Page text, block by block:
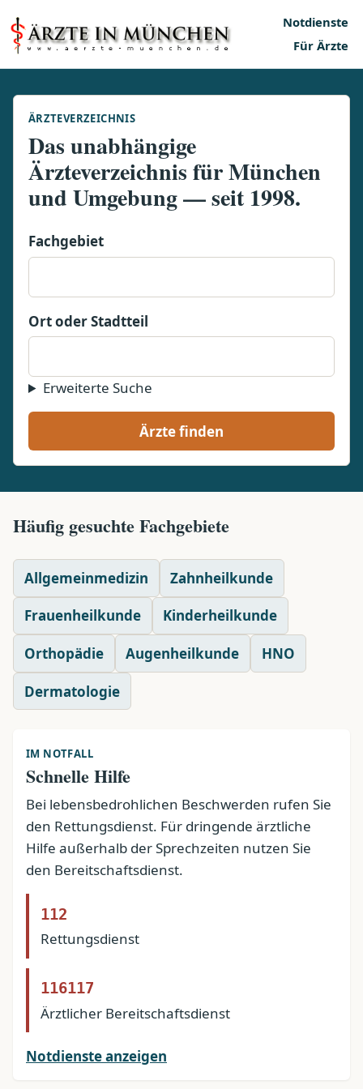
Notdienste
Für Ärzte
ÄRZTEVERZEICHNIS
Das unabhängige
Ärzteverzeichnis für München
und Umgebung — seit 1998.
Fachgebiet
Ort oder Stadtteil
Erweiterte Suche
Ärzte finden
Häufig gesuchte Fachgebiete
Allgemeinmedizin Zahnheilkunde
Frauenheilkunde Kinderheilkunde
Orthopädie Augenheilkunde HNO
Dermatologie
IM NOTFALL
Schnelle Hilfe
Bei lebensbedrohlichen Beschwerden rufen Sie
den Rettungsdienst. Für dringende ärztliche
Hilfe außerhalb der Sprechzeiten nutzen Sie
den Bereitschaftsdienst.
112
Rettungsdienst
116117
Ärztlicher Bereitschaftsdienst
Notdienste anzeigen